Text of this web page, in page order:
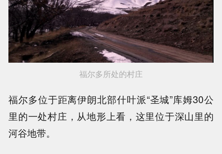
福尔多所处的村庄
福尔多位于距离伊朗北部什叶派“圣城”库姆30公
里的一处村庄，从地形上看，这里位于深山里的
河谷地带。